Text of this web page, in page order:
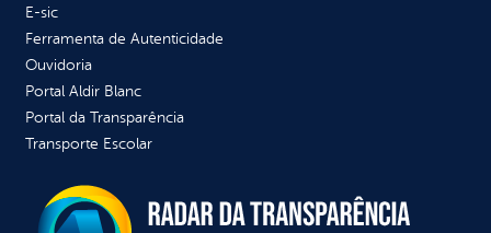
E-sic
Ferramenta de Autenticidade
Ouvidoria
Portal Aldir Blanc
Portal da Transparência
Transporte Escolar